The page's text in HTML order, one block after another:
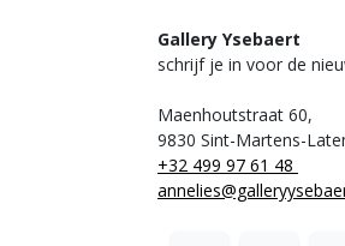
Gallery Ysebaert
schrijf je in voor de
Maenhoutstraat 60,
9830 Sint-Martens-
+32 499 97 61 48